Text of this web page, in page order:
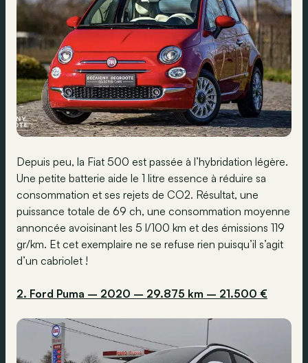
Depuis peu, la Fiat 500 est passée à l’hybridation légère.
Une petite batterie aide le 1 litre essence à réduire sa
consommation et ses rejets de CO2. Résultat, une
puissance totale de 69 ch, une consommation moyenne
annoncée avoisinant les 5 l/100 km et des émissions 119
gr/km. Et cet exemplaire ne se refuse rien puisqu’il s’agit
d’un cabriolet !
2. Ford Puma – 2020 – 29.875 km – 21.500 €